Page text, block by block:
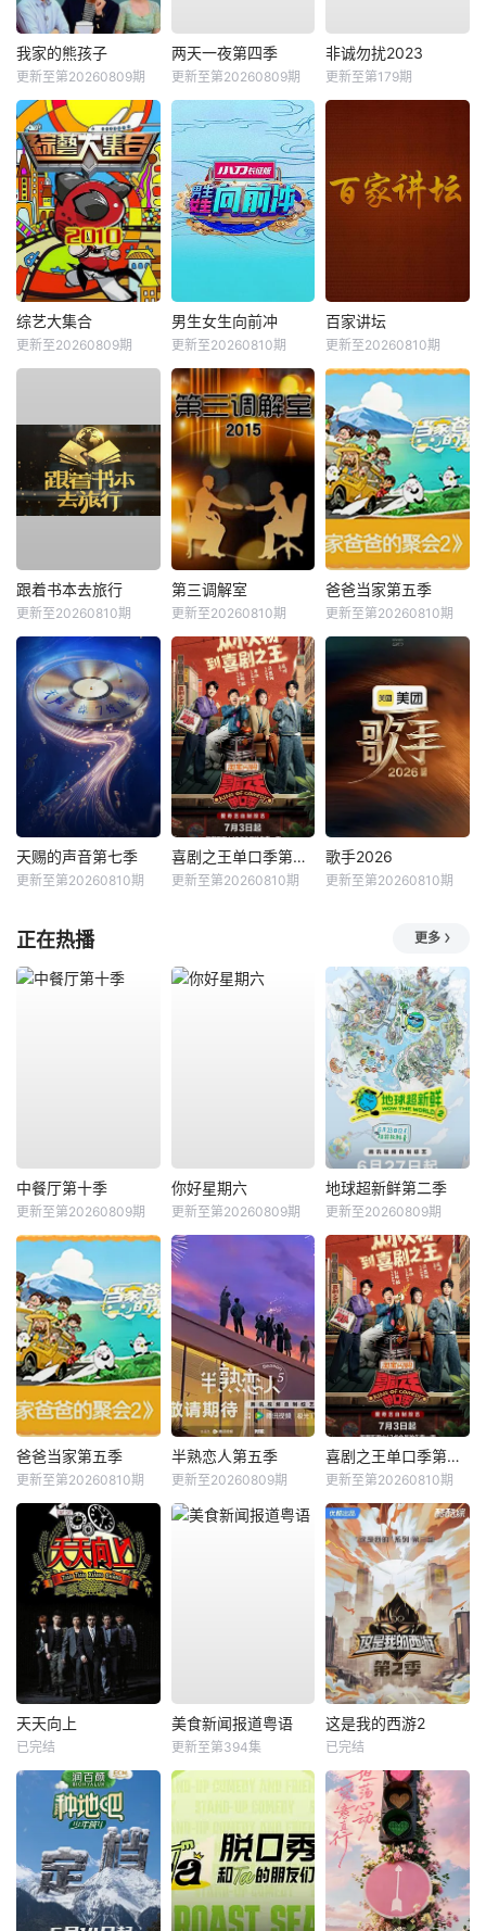
我家的熊孩子
更新至第20260809期
两天一夜第四季
更新至第20260809期
非诚勿扰2023
更新至第179期
综艺大集合
更新至20260809期
男生女生向前冲
更新至20260810期
百家讲坛
更新至20260810期
跟着书本去旅行
更新至20260810期
第三调解室
更新至20260810期
爸爸当家第五季
更新至第20260810期
天赐的声音第七季
更新至第20260810期
喜剧之王单口季第三季
更新至第20260810期
歌手2026
更新至第20260810期
正在热播 更多
中餐厅第十季
更新至第20260809期
你好星期六
更新至第20260809期
地球超新鲜第二季
更新至20260809期
爸爸当家第五季
更新至第20260810期
半熟恋人第五季
更新至20260809期
喜剧之王单口季第三季
更新至第20260810期
天天向上
已完结
美食新闻报道粤语
更新至第394集
这是我的西游2
已完结